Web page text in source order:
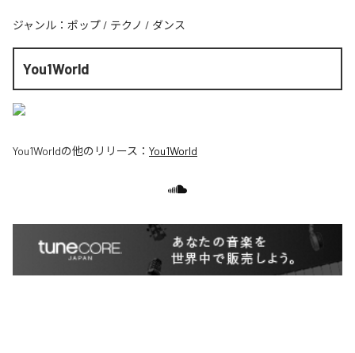
ジャンル： ポップ / テクノ / ダンス
You1World
You1Worldの他のリリース： You1World